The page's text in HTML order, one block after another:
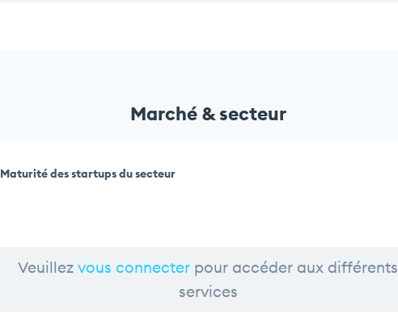
Marché & secteur
Maturité des startups du secteur
Veuillez vous connecter pour accéder aux différents
services